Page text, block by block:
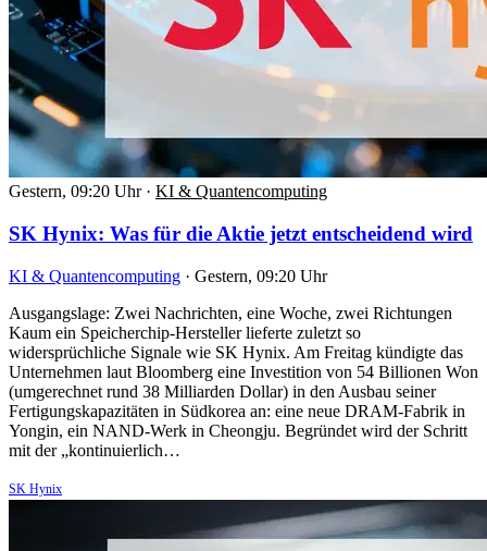
Gestern, 09:20 Uhr · KI & Quantencomputing
SK Hynix: Was für die Aktie jetzt entscheidend wird
KI & Quantencomputing · Gestern, 09:20 Uhr
Ausgangslage: Zwei Nachrichten, eine Woche, zwei Richtungen
Kaum ein Speicherchip-Hersteller lieferte zuletzt so
widersprüchliche Signale wie SK Hynix. Am Freitag kündigte das
Unternehmen laut Bloomberg eine Investition von 54 Billionen Won
(umgerechnet rund 38 Milliarden Dollar) in den Ausbau seiner
Fertigungskapazitäten in Südkorea an: eine neue DRAM-Fabrik in
Yongin, ein NAND-Werk in Cheongju. Begründet wird der Schritt
mit der „kontinuierlich…
SK Hynix